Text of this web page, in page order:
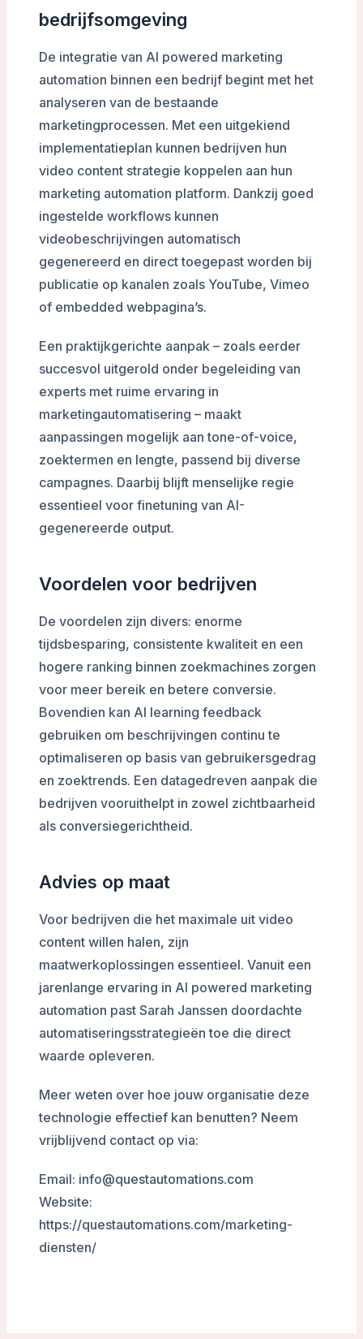
bedrijfsomgeving
De integratie van AI powered marketing
automation binnen een bedrijf begint met het
analyseren van de bestaande
marketingprocessen. Met een uitgekiend
implementatieplan kunnen bedrijven hun
video content strategie koppelen aan hun
marketing automation platform. Dankzij goed
ingestelde workflows kunnen
videobeschrijvingen automatisch
gegenereerd en direct toegepast worden bij
publicatie op kanalen zoals YouTube, Vimeo
of embedded webpagina’s.
Een praktijkgerichte aanpak – zoals eerder
succesvol uitgerold onder begeleiding van
experts met ruime ervaring in
marketingautomatisering – maakt
aanpassingen mogelijk aan tone-of-voice,
zoektermen en lengte, passend bij diverse
campagnes. Daarbij blijft menselijke regie
essentieel voor finetuning van AI-
gegenereerde output.
Voordelen voor bedrijven
De voordelen zijn divers: enorme
tijdsbesparing, consistente kwaliteit en een
hogere ranking binnen zoekmachines zorgen
voor meer bereik en betere conversie.
Bovendien kan AI learning feedback
gebruiken om beschrijvingen continu te
optimaliseren op basis van gebruikersgedrag
en zoektrends. Een datagedreven aanpak die
bedrijven vooruithelpt in zowel zichtbaarheid
als conversiegerichtheid.
Advies op maat
Voor bedrijven die het maximale uit video
content willen halen, zijn
maatwerkoplossingen essentieel. Vanuit een
jarenlange ervaring in AI powered marketing
automation past Sarah Janssen doordachte
automatiseringsstrategieën toe die direct
waarde opleveren.
Meer weten over hoe jouw organisatie deze
technologie effectief kan benutten? Neem
vrijblijvend contact op via:
Email: info@questautomations.com
Website:
https://questautomations.com/marketing-
diensten/